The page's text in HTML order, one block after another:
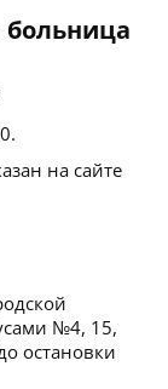
больница
на сайте
№4, 15,
остановки